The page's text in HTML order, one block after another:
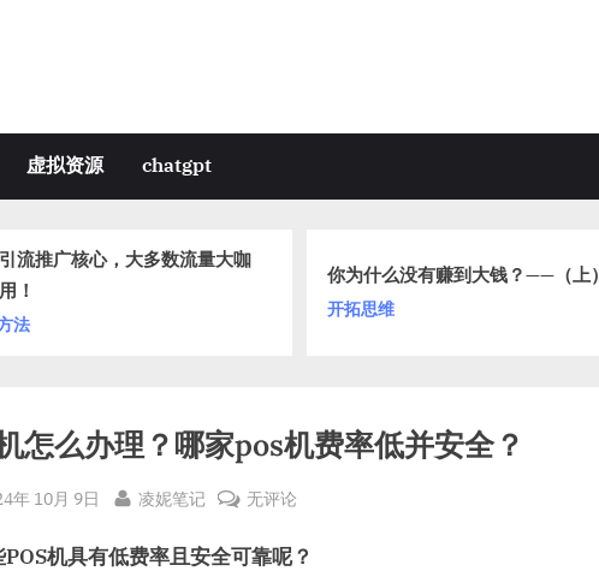
虚拟资源 chatgpt
流推广核心，大多数流量大咖
！
法
你为什么没有赚到大钱？——（上）
开拓思维
怎么办理？哪家pos机费率低并安全？
年 10月 9日 By
凌妮笔记
pos
怎
无评论
机具有低费率且安全可靠呢？